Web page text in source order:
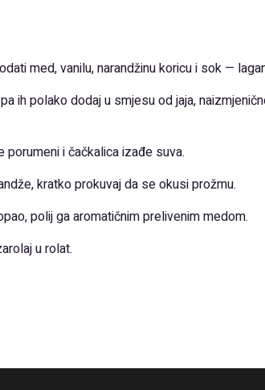
med, vanilu, narandžinu koricu i sok —
ih polako dodaj u smjesu od jaja,
i čačkalica izađe suva.
kratko prokuvaj da se okusi prožmu.
polij ga aromatičnim prelivenim medom.
u rolat.